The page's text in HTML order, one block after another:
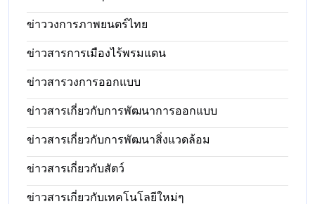
ข่าววงการภาพยนตร์ไทย
ข่าวสารการเมืองไร้พรมแดน
ข่าวสารวงการออกแบบ
ข่าวสารเกี่ยวกับการพัฒนาการออกแบบ
ข่าวสารเกี่ยวกับการพัฒนาสิ่งแวดล้อม
ข่าวสารเกี่ยวกับสัตว์
ข่าวสารเกี่ยวกับเทคโนโลยีใหม่ๆ